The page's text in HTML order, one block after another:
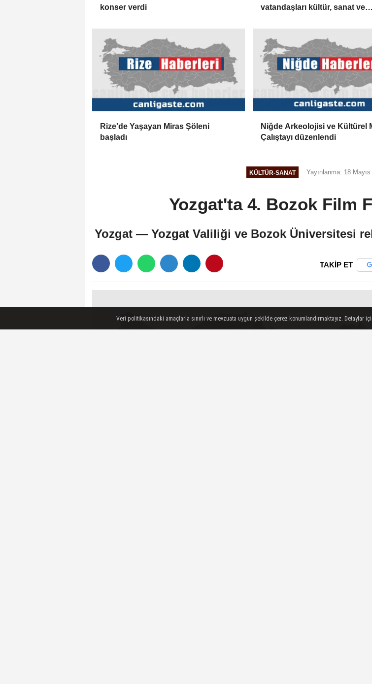
konser verdi
vatandaşları kültür, sanat ve
Rize'de Yaşayan Miras Şöleni
başladı
Niğde Arkeolojisi ve Kültürel
Çalıştayı düzenlendi
KÜLTÜR-SANAT Yayınlanma: 18
Yozgat'ta 4. Bozok Film
Yozgat — Yozgat Valiliği ve Bozok Üniversitesi
TAKİP ET
Veri politikasındaki amaçlarla sınırlı ve mevzuata uygun şekilde çerez konumlandırmaktayız. Detaylar